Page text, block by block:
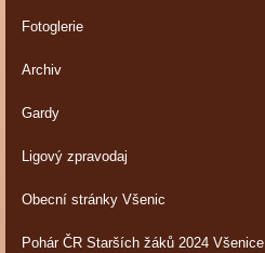
Fotoglerie
Archiv
Gardy
Ligový zpravodaj
Obecní stránky Všenic
Pohár ČR Starších žáků 2024 Všenice